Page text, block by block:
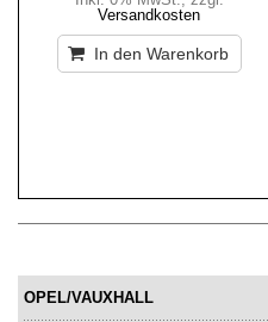
Versandkosten
In den Warenkorb
OPEL/VAUXHALL